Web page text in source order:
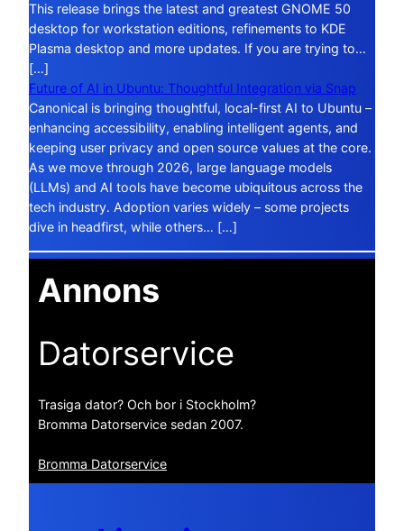
This release brings the latest and greatest GNOME 50
desktop for workstation editions, refinements to KDE
Plasma desktop and more updates. If you are trying to…
[…]
Future of AI in Ubuntu: Thoughtful Integration via Snap
Canonical is bringing thoughtful, local-first AI to Ubuntu –
enhancing accessibility, enabling intelligent agents, and
keeping user privacy and open source values at the core.
As we move through 2026, large language models
(LLMs) and AI tools have become ubiquitous across the
tech industry. Adoption varies widely – some projects
dive in headfirst, while others… […]
Annons
Datorservice
Trasiga dator? Och bor i Stockholm?
Bromma Datorservice sedan 2007.
Bromma Datorservice